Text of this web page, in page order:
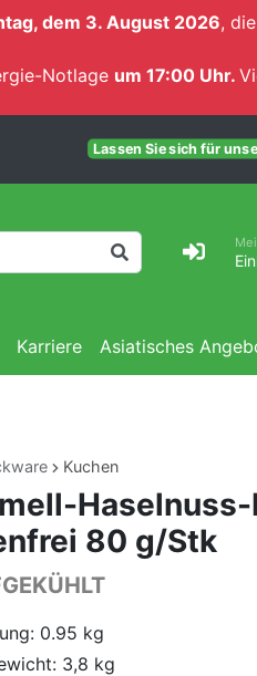
dem 3. August 2026,
Notlage um 17:00 Uhr.
Lassen Sie sich für
Karriere Asiatisches
Kuchen
80 g/Stk
0.95 kg
3,8 kg